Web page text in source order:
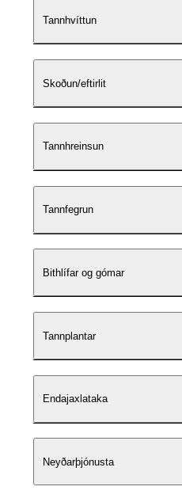
Tannhvíttun
Skoðun/eftirlit
Tannhreinsun
Tannfegrun
Bithlífar og gómar
Tannplantar
Endajaxlataka
Neyðarþjónusta